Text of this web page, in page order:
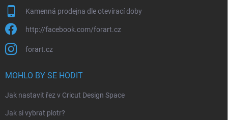
Kamenná prodejna dle otevírací doby
http://facebook.com/forart.cz
forart.cz
MOHLO BY SE HODIT
Jak nastavit řez v Cricut Design Space
Jak si vybrat plotr?